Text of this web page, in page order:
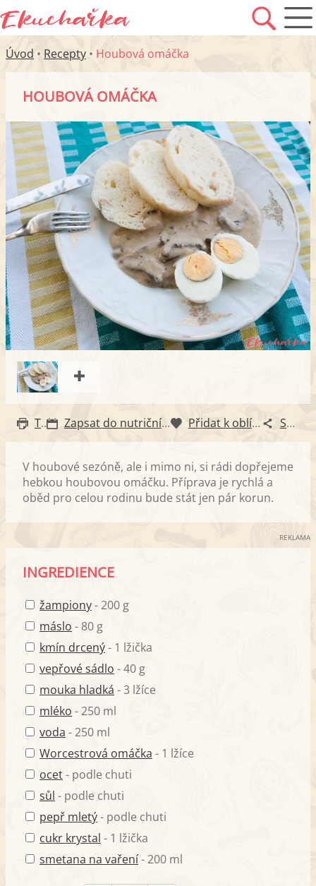
Úvod • Recepty • Houbová omáčka
HOUBOVÁ OMÁČKA
Tisk Zapsat do nutričního diáře Přidat k oblíbeným Sdílet
V houbové sezóně, ale i mimo ni, si rádi dopřejeme
hebkou houbovou omáčku. Příprava je rychlá a
oběd pro celou rodinu bude stát jen pár korun.
REKLAMA
INGREDIENCE
žampiony- 200 g
máslo - 80 g
kmín drcený- 1 lžička
vepřové sádlo - 40 g
mouka hladká - 3 lžíce
mléko - 250 ml
voda - 250 ml
Worcestrová omáčka - 1 lžíce
ocet- podle chuti
sůl - podle chuti
pepř mletý- podle chuti
cukr krystal - 1 lžička
smetana na vaření- 200 ml